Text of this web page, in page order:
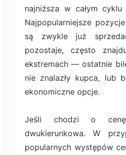
najniższa w całym
Najpopularniejsze
są zwykle już
pozostaje, często
ekstremach — ostatnie
nie znalazły kupca, lub
ekonomiczne opcje.
Jeśli chodzi o
dwukierunkowa. W
popularnych występów